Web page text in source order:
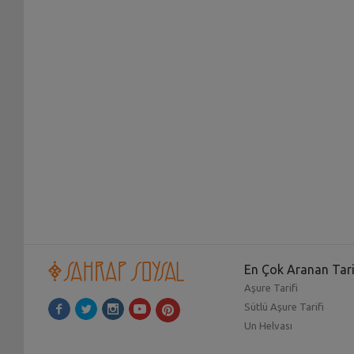
En Çok Aranan
Aşure Tarifi
Sütlü Aşure Tarifi
Un Helvası